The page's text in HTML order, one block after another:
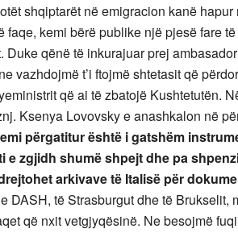
shqiptarët në emigracion kanë hapur
faqe, kemi bërë publike një pjesë fare
qënë të inkurajuar prej
vazhdojmë t’i ftojmë shtetasit që
që ai të zbatojë Kushtetutën.
Ksenya Lovovsky e anashkalon në
përgatitur është i gatshëm
zgjidh shumë shpejt dhe pa
arkivave të Italisë për
DASH, të Strasburgut dhe të Brukselit,
që nxit vetgjyqësinë. Ne besojmë